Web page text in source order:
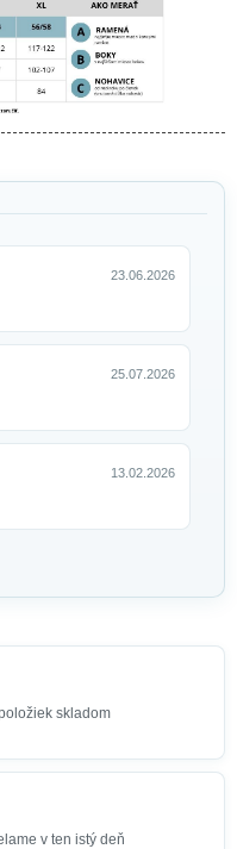
23.06.2026
25.07.2026
13.02.2026
skladom
v ten istý deň